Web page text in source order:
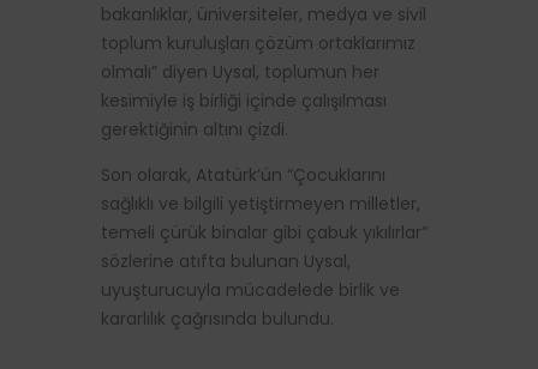
bakanlıklar, üniversiteler, medya ve sivil
toplum kuruluşları çözüm ortaklarımız
olmalı” diyen Uysal, toplumun her
kesimiyle iş birliği içinde çalışılması
gerektiğinin altını çizdi.
Son olarak, Atatürk’ün “Çocuklarını
sağlıklı ve bilgili yetiştirmeyen milletler,
temeli çürük binalar gibi çabuk yıkılırlar”
sözlerine atıfta bulunan Uysal,
uyuşturucuyla mücadelede birlik ve
kararlılık çağrısında bulundu.